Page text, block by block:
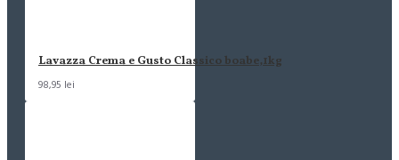
Lavazza Crema e Gusto Classico boabe,1kg
98,95 lei